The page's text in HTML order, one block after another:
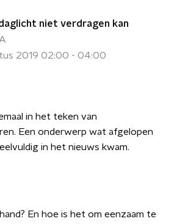
niet verdragen kan
2019 02:00 - 04:00
in het teken van
Een onderwerp wat afgelopen
in het nieuws kwam.
En hoe is het om eenzaam te